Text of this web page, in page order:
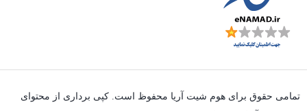
تمامی حقوق برای هوم شیت آریا محفوظ است. کپی برداری از محتوای